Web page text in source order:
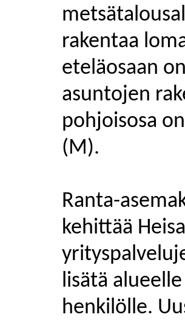
rakentaa
eteläosaan
asuntojen
pohjoisosa
(M).
Ranta-
kehittää
lisätä
henkilölle.